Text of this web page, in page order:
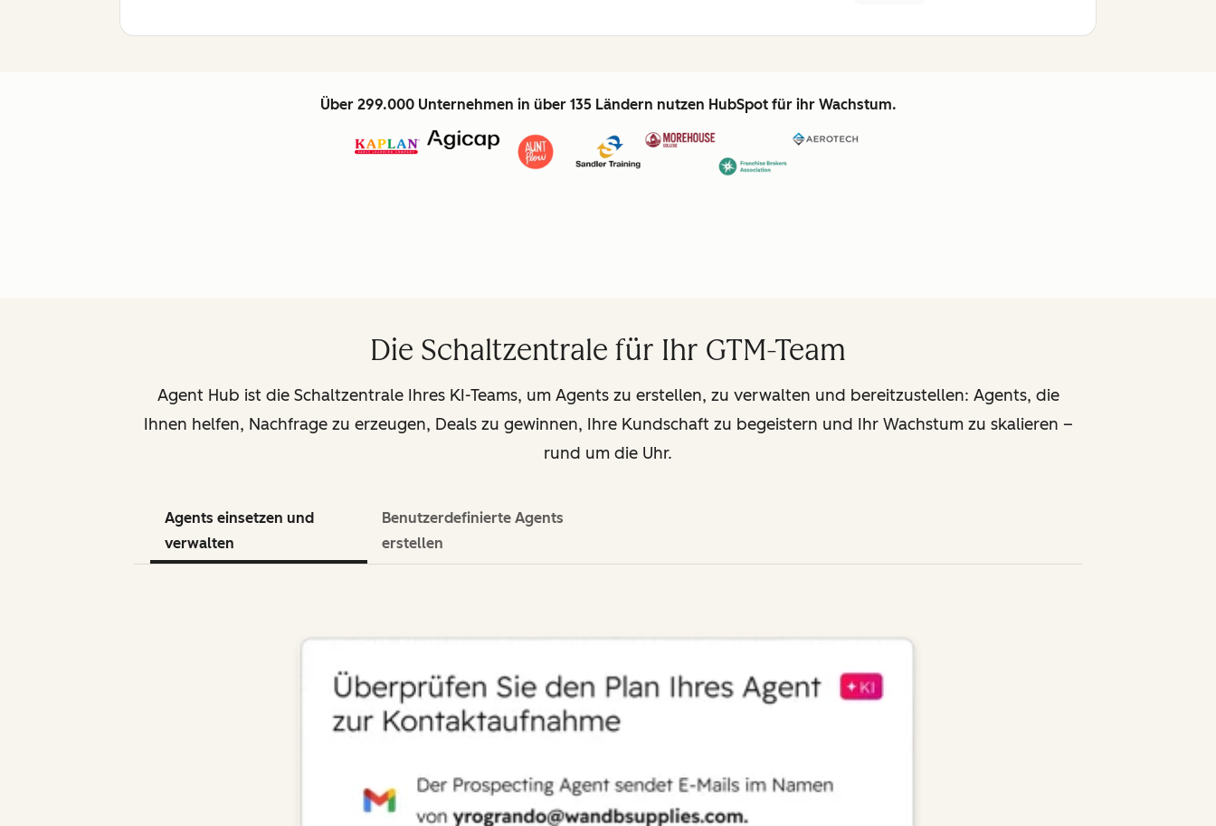
Über 299.000 Unternehmen in über 135 Ländern nutzen HubSpot für ihr Wachstum.
Die Schaltzentrale für Ihr GTM-Team
Agent Hub ist die Schaltzentrale Ihres KI-Teams, um Agents zu erstellen, zu verwalten und bereitzustellen: Agents, die
Ihnen helfen, Nachfrage zu erzeugen, Deals zu gewinnen, Ihre Kundschaft zu begeistern und Ihr Wachstum zu skalieren –
rund um die Uhr.
Agents einsetzen und
verwalten
Benutzerdefinierte Agents
erstellen